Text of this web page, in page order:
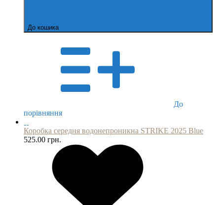
До кошика
До
порівняння
Коробка середня водонепроникна STRIKE 2025 Blue
525.00 грн.